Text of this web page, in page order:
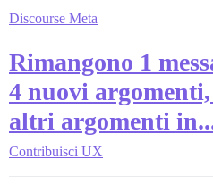
Discourse Meta
Rimangono 1
4 nuovi
altri argomenti
Contribuisci UX